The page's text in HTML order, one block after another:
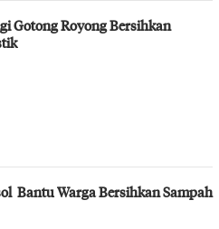
Gotong Royong Bersihkan
Bantu Warga Bersihkan Sampah